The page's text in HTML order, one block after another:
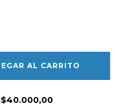
$40.000,00
$40.000,00
llegó a la